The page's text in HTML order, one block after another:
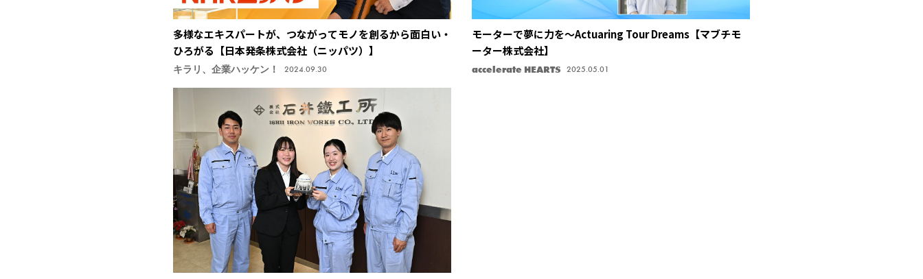
多様なエキスパートが、つながってモノを創るから面白い・
ひろがる【日本発条株式会社（ニッパツ）】
キラリ、企業ハッケン！ 2024.09.30
モーターで夢に力を〜Actuaring Tour Dreams【マブチモ
ーター株式会社】
accelerate HEARTS 2025.05.01